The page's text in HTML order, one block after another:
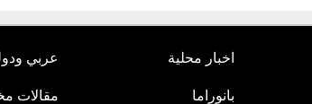
اخبار محلية عربي
بانوراما مقالات